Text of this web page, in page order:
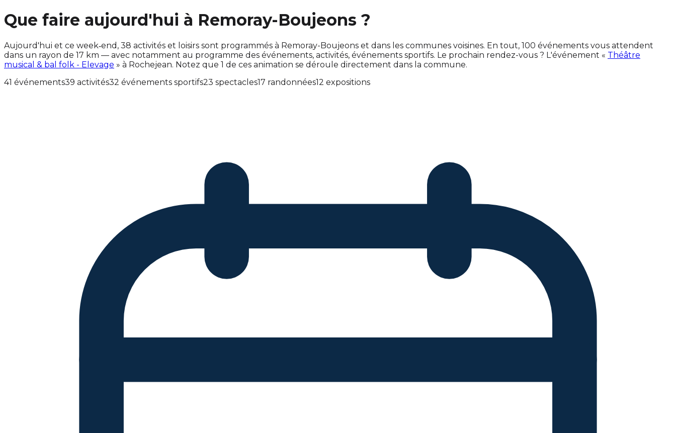
Que faire aujourd'hui à Remoray-Boujeons ?
Aujourd'hui et ce week‑end, 38 activités et loisirs sont programmés à Remoray-Boujeons et dans les communes voisines. En tout, 100 événements vous attendent
dans un rayon de 17 km — avec notamment au programme des événements, activités, événements sportifs. Le prochain rendez-vous ? L'événement « Théâtre
musical & bal folk - Elevage » à Rochejean. Notez que 1 de ces animation se déroule directement dans la commune.
41 événements39 activités32 événements sportifs23 spectacles17 randonnées12 expositions